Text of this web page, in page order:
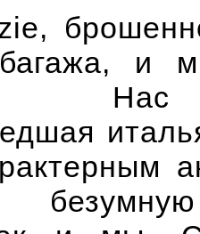
багажа, и
Нас